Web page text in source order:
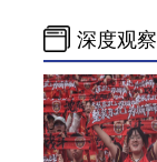
深度观察